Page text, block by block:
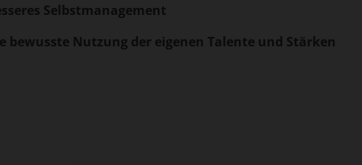
Selbstmanagement
bewusste Nutzung der eigenen Talente und Stärken